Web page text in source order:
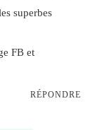
superbes
FB et
RÉPONDRE